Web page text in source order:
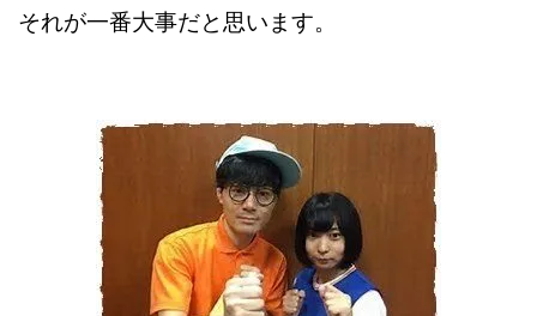
それが一番大事だと思います。